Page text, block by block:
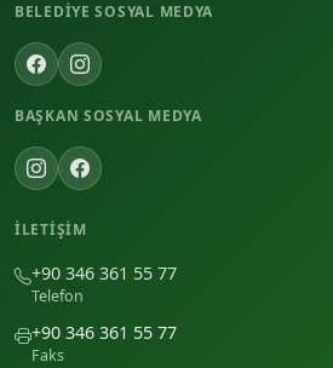
BELEDIYE SOSYAL MEDYA
BAŞKAN SOSYAL MEDYA
İLETIŞIM
+90 346 361 55 77
Telefon
+90 346 361 55 77
Faks